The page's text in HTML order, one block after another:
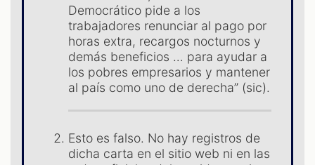
Democrático pide a los
trabajadores renunciar al pago por
horas extra, recargos nocturnos y
demás beneficios … para ayudar a
los pobres empresarios y mantener
al país como uno de derecha” (sic).
Esto es falso. No hay registros de
dicha carta en el sitio web ni en las